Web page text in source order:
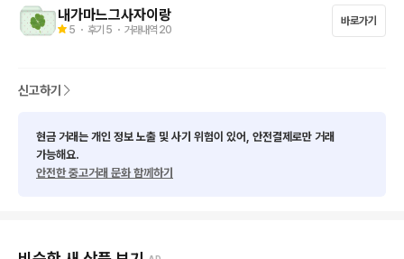
내가마느그사자이랑
5 ・ 후기 5 ・ 거래내역 20
바로가기
신고하기
현금 거래는 개인 정보 노출 및 사기 위험이 있어, 안전결제로만 거래
가능해요.
안전한 중고거래 문화 함께하기